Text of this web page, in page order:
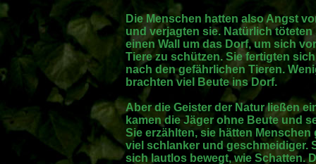
Die Menschen hatten also Angst
und verjagten sie. Natürlich
einen Wall um das Dorf, um sich
Tiere zu schützen. Sie fertigten
nach den gefährlichen Tieren.
brachten viel Beute ins Dorf.
Aber die Geister der Natur ließen
kamen die Jäger ohne Beute und
Sie erzählten, sie hätten
viel schlanker und geschmeidiger.
sich lautlos bewegt, wie Schatten.